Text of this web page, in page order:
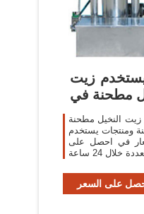
زيت
مطحنة في
النخيل مطحنة
ومنتجات يستخدم
في احصل على
على السعر